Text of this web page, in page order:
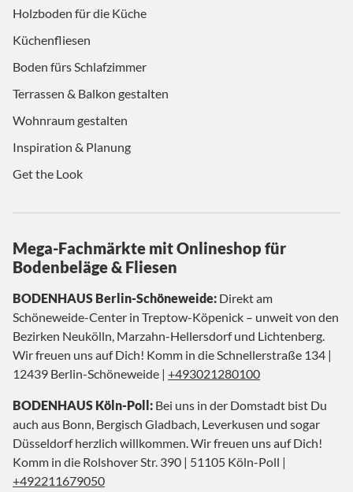
Holzboden für die Küche
Küchenfliesen
Boden fürs Schlafzimmer
Terrassen & Balkon gestalten
Wohnraum gestalten
Inspiration & Planung
Get the Look
Mega-Fachmärkte mit Onlineshop für
Bodenbeläge & Fliesen
BODENHAUS Berlin-Schöneweide: Direkt am
Schöneweide-Center in Treptow-Köpenick – unweit von den
Bezirken Neukölln, Marzahn-Hellersdorf und Lichtenberg.
Wir freuen uns auf Dich! Komm in die Schnellerstraße 134 |
12439 Berlin-Schöneweide | +493021280100
BODENHAUS Köln-Poll: Bei uns in der Domstadt bist Du
auch aus Bonn, Bergisch Gladbach, Leverkusen und sogar
Düsseldorf herzlich willkommen. Wir freuen uns auf Dich!
Komm in die Rolshover Str. 390 | 51105 Köln-Poll |
+492211679050